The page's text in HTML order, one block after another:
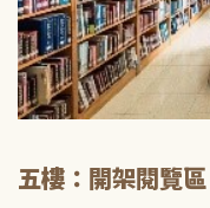
五樓：開架閱覽